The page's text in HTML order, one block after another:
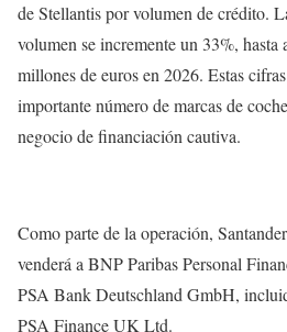
de Stellantis por volumen de crédito.
volumen se incremente un 33%, hasta
millones de euros en 2026. Estas
importante número de marcas de
negocio de financiación cautiva.
Como parte de la operación,
venderá a BNP Paribas Personal
PSA Bank Deutschland GmbH,
PSA Finance UK Ltd.